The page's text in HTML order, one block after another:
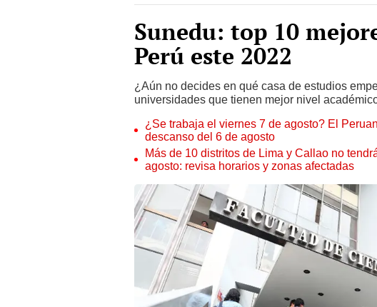
Sunedu: top 10
Perú este 2022
¿Aún no decides en qué casa de estudios
universidades que tienen mejor nivel
¿Se trabaja el viernes 7 de agosto? El
descanso del 6 de agosto
Más de 10 distritos de Lima y Callao no
agosto: revisa horarios y zonas afectadas